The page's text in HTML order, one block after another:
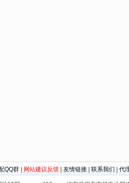
QQ群 网站建议反馈 友情链接 联系我们 代